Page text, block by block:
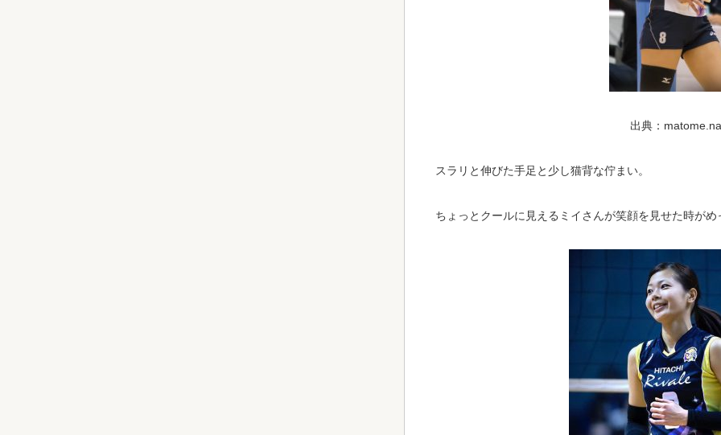
出典：
スラリと伸びた手足と少し猫背な佇まい。
ちょっとクールに見えるミイさんが笑顔を見せた時が